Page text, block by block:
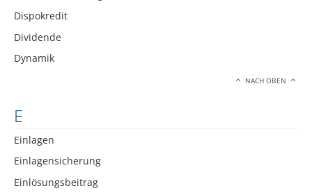
Dispokredit
Dividende
Dynamik
NACH OBEN
E
Einlagen
Einlagensicherung
Einlösungsbeitrag